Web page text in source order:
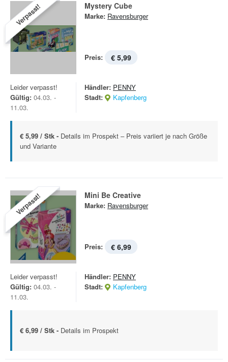
Verpasst! Mystery Cube
Marke: Ravensburger
Preis: € 5,99
Leider verpasst!
Gültig: 04.03. -
11.03.
Händler: PENNY
Stadt:
Kapfenberg
€ 5,99 / Stk - Details im Prospekt – Preis variiert je nach Größe
und Variante
Verpasst! Mini Be Creative
Marke: Ravensburger
Preis: € 6,99
Leider verpasst!
Gültig: 04.03. -
11.03.
Händler: PENNY
Stadt:
Kapfenberg
€ 6,99 / Stk - Details im Prospekt